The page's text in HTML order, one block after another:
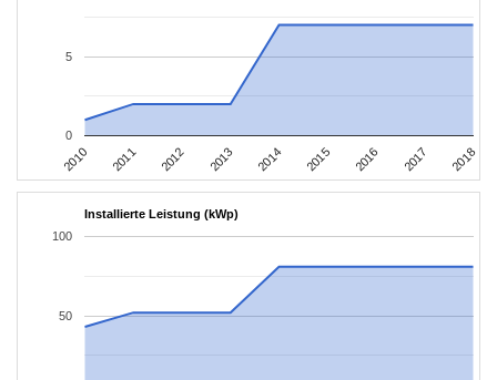
2010 2011 2012 2013 2014 2015 2016 2017 2018
0
5
Installierte Leistung (kWp)
50
100